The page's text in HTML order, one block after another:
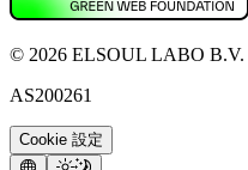
© 2026 ELSOUL LABO B.V.
AS200261
Cookie 設定